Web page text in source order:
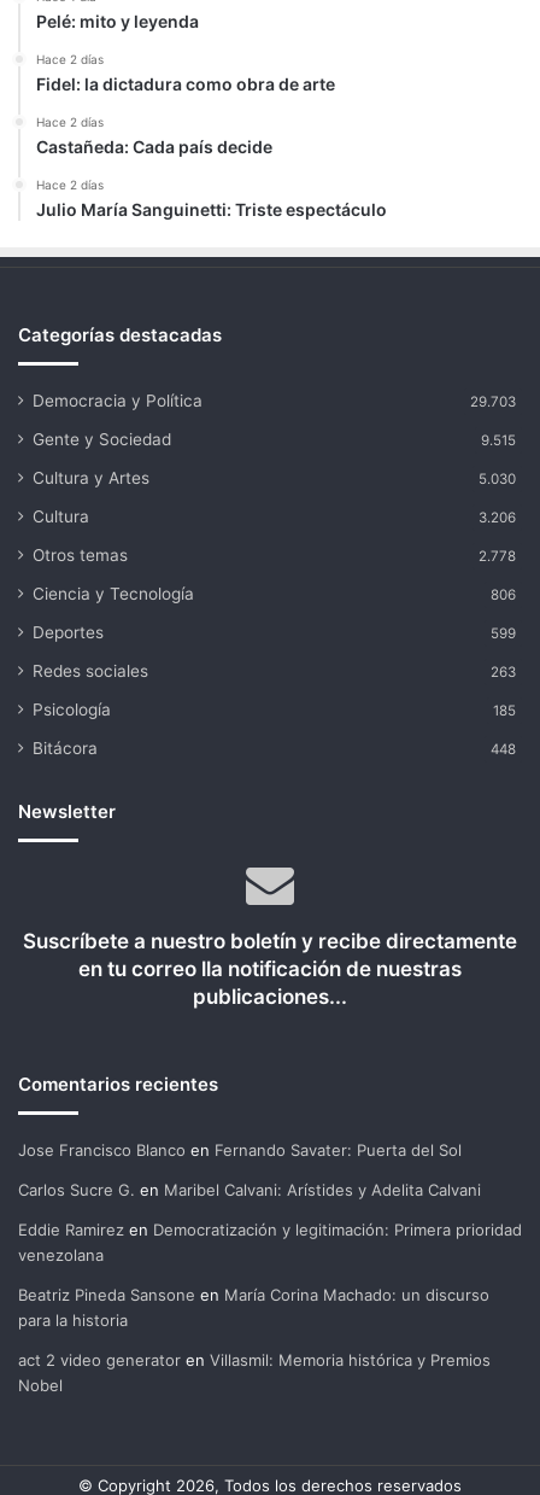
Pelé: mito y leyenda
Hace 2 días
Fidel: la dictadura como obra de arte
Hace 2 días
Castañeda: Cada país decide
Hace 2 días
Julio María Sanguinetti: Triste espectáculo
Categorías destacadas
Democracia y Política 29.703
Gente y Sociedad 9.515
Cultura y Artes 5.030
Cultura 3.206
Otros temas 2.778
Ciencia y Tecnología 806
Deportes 599
Redes sociales 263
Psicología 185
Bitácora 448
Newsletter
Suscríbete a nuestro boletín y recibe directamente
en tu correo lla notificación de nuestras
publicaciones...
Comentarios recientes
Jose Francisco Blanco en Fernando Savater: Puerta del Sol
Carlos Sucre G. en Maribel Calvani: Arístides y Adelita Calvani
Eddie Ramirez en Democratización y legitimación: Primera prioridad
venezolana
Beatriz Pineda Sansone en María Corina Machado: un discurso
para la historia
act 2 video generator en Villasmil: Memoria histórica y Premios
Nobel
© Copyright 2026, Todos los derechos reservados